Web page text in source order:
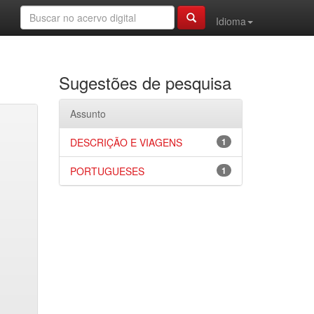
Idioma
Sugestões de pesquisa
Assunto
1
DESCRIÇÃO E VIAGENS
1
PORTUGUESES